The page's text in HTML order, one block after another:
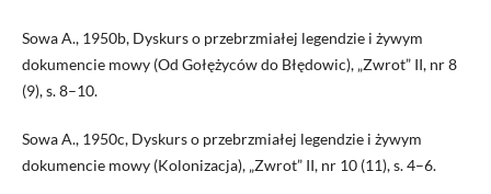
Sowa A., 1950b, Dyskurs o przebrzmiałej legendzie i żywym
dokumencie mowy (Od Gołężyców do Błędowic), „Zwrot” II, nr 8
(9), s. 8–10.
Sowa A., 1950c, Dyskurs o przebrzmiałej legendzie i żywym
dokumencie mowy (Kolonizacja), „Zwrot” II, nr 10 (11), s. 4–6.